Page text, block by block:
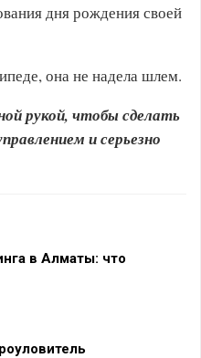
дня рождения своей
она не надела шлем.
рукой, чтобы сделать
и серьезно
в Алматы: что